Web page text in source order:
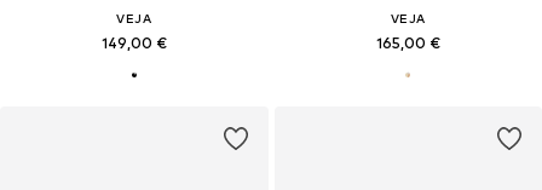
VEJA
149,00 €
VEJA
165,00 €